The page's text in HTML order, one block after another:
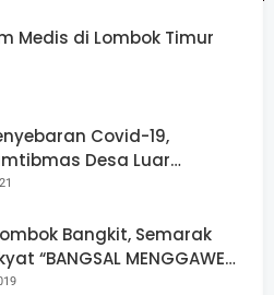
untuk mewujudkan tujuan Ops
Mudik Aman, Keluarga
NTB berharap para pemudik
dengan aman, nyaman, dan
Medis di Lombok Timur
Covid-19,
Desa Luar
Posyandu
Bangkit, Semarak
“BANGSAL MENGGAWE”
Para Seniman Di